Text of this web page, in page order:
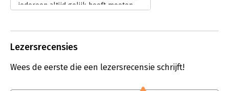
iedereen altijd gelijk heeft moeten
onwetendheid omgaan.
Lezersrecensies
Wees de eerste die een lezersrecensie schrijft!